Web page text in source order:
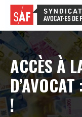
ACCÈS À
!